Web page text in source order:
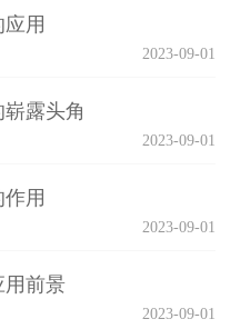
用
2023-09-01
露头角
2023-09-01
用
2023-09-01
用前景
2023-09-01